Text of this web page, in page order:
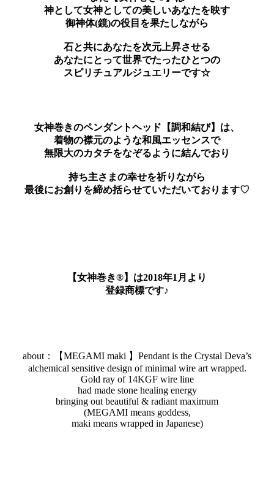
神として女神としての美しいあなたを映す
御神体(鏡)の役目を果たしながら
石と共にあなたを次元上昇させる
あなたにとって世界でたったひとつの
スピリチュアルジュエリーです☆
女神巻きのペンダントヘッド【調和結び】は、
着物の襟元のような和風エッセンスで
無限大のカタチをなぞるように結んでおり
持ち主さまの幸せを祈りながら
最後にお創りを締め括らせていただいております♡
【女神巻き®】は2018年1月より
登録商標です♪
about：【MEGAMI maki 】Pendant is the Crystal Deva’s
alchemical sensitive design of minimal wire art wrapped.
Gold ray of 14KGF wire line
had made stone healing energy
bringing out beautiful & radiant maximum
(MEGAMI means goddess,
maki means wrapped in Japanese)